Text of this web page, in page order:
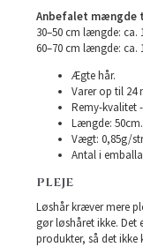
Anbefalet mængde
30–50 cm længde: ca.
60–70 cm længde: ca.
Ægte hår.
Varer op til 24
Remy-kvalitet
Længde: 50cm.
Vægt: 0,85g/
Antal i
PLEJE
Løshår kræver mere
gør løshåret ikke. Det
produkter, så det ikke